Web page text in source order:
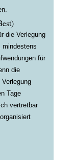
die Verlegung
mindestens
für
die
Tage
vertretbar